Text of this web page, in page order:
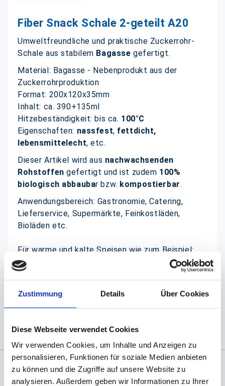
Zustimmung Details Über Cookies
Diese Webseite verwendet Cookies
Wir verwenden Cookies, um Inhalte und Anzeigen zu
personalisieren, Funktionen für soziale Medien anbieten
zu können und die Zugriffe auf unsere Website zu
analysieren. Außerdem geben wir Informationen zu Ihrer
Fiber Snack Schale 2-geteilt A20
Umweltfreundliche und praktische Zuckerrohr-
Schale aus stabilem Bagasse gefertigt.
Material: Bagasse - Nebenprodukt aus der
Zuckerrohrproduktion
Format: 200x120x35mm
Inhalt: ca. 390+135ml
Hitzebeständigkeit: bis ca. 100°C
Eigenschaften: nassfest, fettdicht,
lebensmittelecht, etc.
Dieser Artikel wird aus nachwachsenden
Rohstoffen gefertigt und ist zudem 100%
biologisch abbaubar bzw. kompostierbar.
Anwendungsbereich: Gastronomie, Catering,
Lieferservice, Supermärkte, Feinkostläden,
Bioläden etc.
Für warme und kalte Speisen wie zum Beispiel:
Pommes, Nudelgerichte, Sushi, Fingerfood etc.
Viele weitere Größen lieferbar.
(Abb. ähnlich, ggf. ohne Dekoration)
Angaben zur Informationspflichten der GPSR